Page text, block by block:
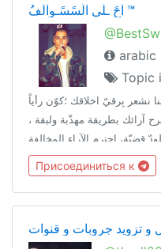
آحً ـلَى آلَسًسًـوِآلَفُ ™
arabic
Topic
نشعر بِرقيّ اخلاقك ؛كوّن رأياً
آرائك بطريقة مهذّبة ولبقة ،
قضيّة، احترم الآراء المخالفة
Присоединиться к
و تزويد جروبات و قنوات